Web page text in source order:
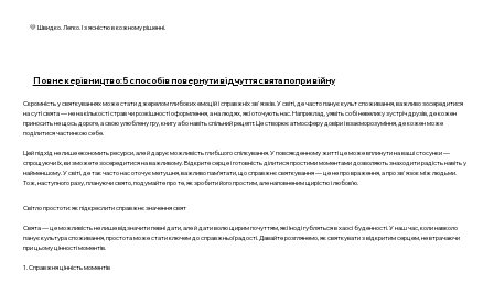
💛 Швидко. Легко. І з ясністю в кожному рішенні.
Повне керівництво: 5 способів повернути відчуття свята попри війну
Скромність у святкуваннях може стати джерелом глибоких емоцій і справжніх зв'язків. У світі, де часто панує культ споживання, важливо зосередитися
на суті свята — не на кількості страв чи розкішності оформлення, а на людях, які оточують нас. Наприклад, уявіть собі невелику зустріч друзів, де кожен
приносить не щось дороге, а свою улюблену гру, книгу або навіть спільний рецепт. Це створює атмосферу довіри і взаєморозуміння, де кожен може
поділитися частинкою себе.
Цей підхід не лише економить ресурси, але й дарує можливість глибшого спілкування. У повсякденному житті це може вплинути на ваші стосунки —
спрощуючи їх, ви зможете зосередитися на важливому. Відкрите серце і готовність ділитися простими моментами дозволяють знаходити радість навіть у
найменшому. У світі, де так часто нас оточує метушня, важливо пам’ятати, що справжнє святкування — це не про враження, а про зв'язок між людьми.
Тож, наступного разу, плануючи свято, подумайте про те, як зробити його простим, але наповненим щирістю і любов’ю.
Світло простоти: як підкреслити справжнє значення свят
Свята — це можливість не лише відзначити певні дати, але й дати волю щирим почуттям, які іноді губляться в хаосі буденності. У наш час, коли навколо
панує культура споживання, простота може стати ключем до справжньої радості. Давайте розглянемо, як святкувати з відкритим серцем, не втрачаючи
при цьому цінності моментів.
1. Справжня цінність моментів